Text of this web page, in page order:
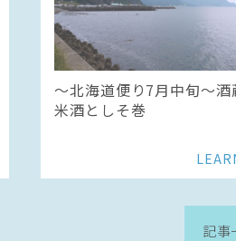
〜北海道便り7月中旬～酒
米酒としそ巻
記事